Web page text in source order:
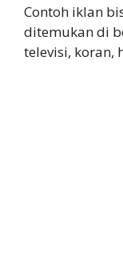
Contoh iklan
ditemukan di
televisi, koran,